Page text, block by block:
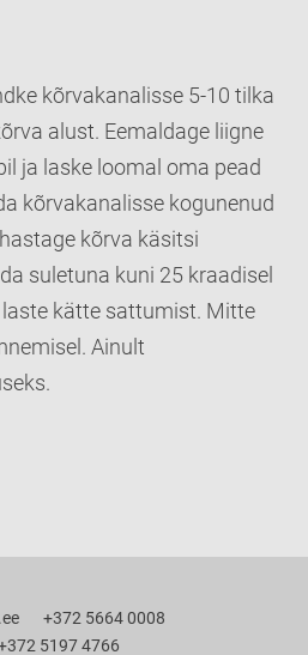
kõrvakanalisse 5-10 tilka
alust. Eemaldage liigne
ja laske loomal oma pead
kõrvakanalisse kogunenud
kõrva käsitsi
suletuna kuni 25 kraadisel
kätte sattumist. Mitte
Ainult
+372 5664 0008
5197 4766